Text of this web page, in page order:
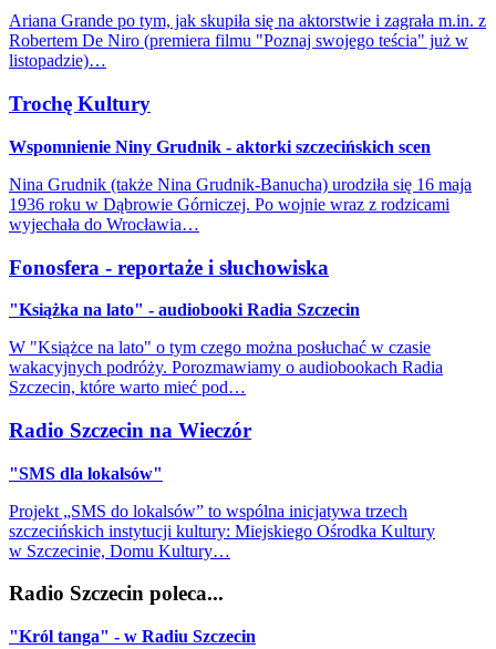
Ariana Grande po tym, jak skupiła się na aktorstwie i zagrała m.in. z
Robertem De Niro (premiera filmu "Poznaj swojego teścia" już w
listopadzie)…
Trochę Kultury
Wspomnienie Niny Grudnik - aktorki szczecińskich scen
Nina Grudnik (także Nina Grudnik-Banucha) urodziła się 16 maja
1936 roku w Dąbrowie Górniczej. Po wojnie wraz z rodzicami
wyjechała do Wrocławia…
Fonosfera - reportaże i słuchowiska
"Książka na lato" - audiobooki Radia Szczecin
W "Książce na lato" o tym czego można posłuchać w czasie
wakacyjnych podróży. Porozmawiamy o audiobookach Radia
Szczecin, które warto mieć pod…
Radio Szczecin na Wieczór
"SMS dla lokalsów"
Projekt „SMS do lokalsów” to wspólna inicjatywa trzech
szczecińskich instytucji kultury: Miejskiego Ośrodka Kultury
w Szczecinie, Domu Kultury…
Radio Szczecin poleca...
"Król tanga" - w Radiu Szczecin